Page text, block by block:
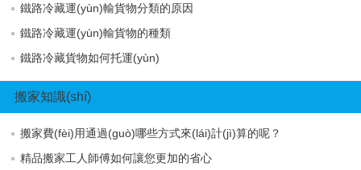
鐵路冷藏運(yùn)輸貨物分類的原因
鐵路冷藏運(yùn)輸貨物的種類
鐵路冷藏貨物如何托運(yùn)
搬家知識(shí)
搬家費(fèi)用通過(guò)哪些方式來(lái)計(jì)算的呢？
精品搬家工人師傅如何讓您更加的省心